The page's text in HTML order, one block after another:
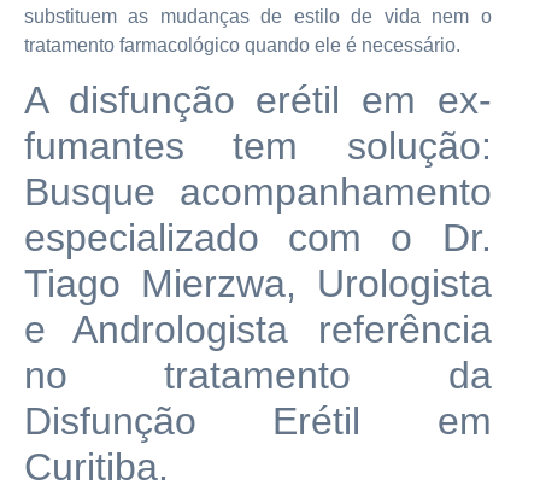
substituem as mudanças de estilo de vida nem o
tratamento farmacológico quando ele é necessário.
A disfunção erétil em ex-
fumantes tem solução:
Busque acompanhamento
especializado com o Dr.
Tiago Mierzwa, Urologista
e Andrologista referência
no tratamento da
Disfunção Erétil em
Curitiba.